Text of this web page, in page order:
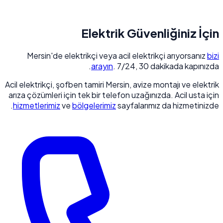
Elektrik Güvenliğiniz İçin
Mersin'de elektrikçi veya acil elektrikçi arıyorsanızbizi
arayın. 7/24, 30 dakikada kapınızda.
Acil elektrikçi, şofben tamiri Mersin, avize montajı ve elektrik
arıza çözümleri için tek bir telefon uzağınızda. Acil usta için
hizmetlerimizvebölgelerimizsayfalarımız da hizmetinizde.